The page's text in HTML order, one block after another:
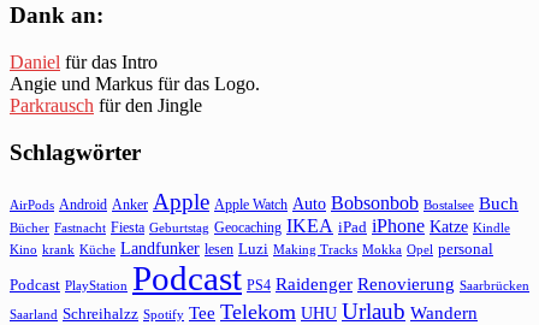
Dank an:
Daniel für das Intro
Angie und Markus für das Logo.
Parkrausch für den Jingle
Schlagwörter
AirPods Android Anker Apple Apple Watch Auto Bobsonbob Bostalsee Buch
Bücher Fastnacht Fiesta Geburtstag Geocaching IKEA iPad iPhone Katze Kindle
Kino krank Küche Landfunker lesen Luzi Making Tracks Mokka Opel personal
Podcast PlayStation Podcast PS4 Raidenger Renovierung Saarbrücken
Saarland Schreihalzz Spotify Tee Telekom UHU Urlaub Wandern